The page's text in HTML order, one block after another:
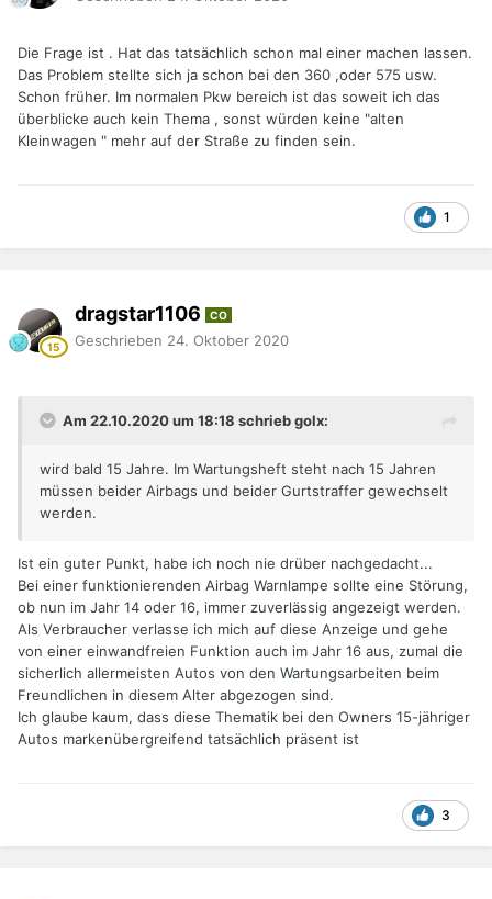
Die Frage ist . Hat das tatsächlich schon mal einer machen lassen.
Das Problem stellte sich ja schon bei den 360 ,oder 575 usw.
Schon früher. Im normalen Pkw bereich ist das soweit ich das
überblicke auch kein Thema , sonst würden keine "alten
Kleinwagen " mehr auf der Straße zu finden sein.
1
dragstar1106 CO
Geschrieben 24. Oktober 2020
Am 22.10.2020 um 18:18 schrieb golx:
wird bald 15 Jahre. Im Wartungsheft steht nach 15 Jahren
müssen beider Airbags und beider Gurtstraffer gewechselt
werden.
Ist ein guter Punkt, habe ich noch nie drüber nachgedacht...
Bei einer funktionierenden Airbag Warnlampe sollte eine Störung,
ob nun im Jahr 14 oder 16, immer zuverlässig angezeigt werden.
Als Verbraucher verlasse ich mich auf diese Anzeige und gehe
von einer einwandfreien Funktion auch im Jahr 16 aus, zumal die
sicherlich allermeisten Autos von den Wartungsarbeiten beim
Freundlichen in diesem Alter abgezogen sind.
Ich glaube kaum, dass diese Thematik bei den Owners 15-jähriger
Autos markenübergreifend tatsächlich präsent ist
3